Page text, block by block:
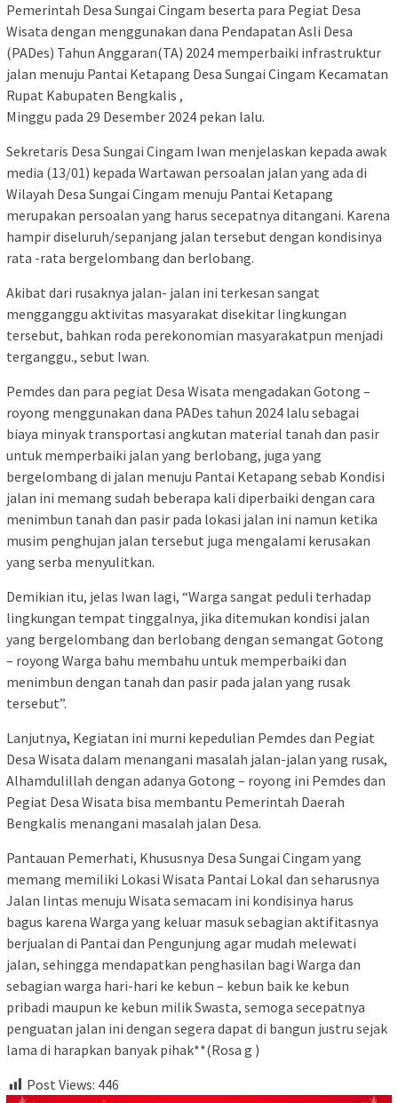
Pemerintah Desa Sungai Cingam beserta para Pegiat Desa
Wisata dengan menggunakan dana Pendapatan Asli Desa
(PADes) Tahun Anggaran(TA) 2024 memperbaiki infrastruktur
jalan menuju Pantai Ketapang Desa Sungai Cingam Kecamatan
Rupat Kabupaten Bengkalis ,
Minggu pada 29 Desember 2024 pekan lalu.
Sekretaris Desa Sungai Cingam Iwan menjelaskan kepada awak
media (13/01) kepada Wartawan persoalan jalan yang ada di
Wilayah Desa Sungai Cingam menuju Pantai Ketapang
merupakan persoalan yang harus secepatnya ditangani. Karena
hampir diseluruh/sepanjang jalan tersebut dengan kondisinya
rata -rata bergelombang dan berlobang.
Akibat dari rusaknya jalan- jalan ini terkesan sangat
mengganggu aktivitas masyarakat disekitar lingkungan
tersebut, bahkan roda perekonomian masyarakatpun menjadi
terganggu., sebut Iwan.
Pemdes dan para pegiat Desa Wisata mengadakan Gotong –
royong menggunakan dana PADes tahun 2024 lalu sebagai
biaya minyak transportasi angkutan material tanah dan pasir
untuk memperbaiki jalan yang berlobang, juga yang
bergelombang di jalan menuju Pantai Ketapang sebab Kondisi
jalan ini memang sudah beberapa kali diperbaiki dengan cara
menimbun tanah dan pasir pada lokasi jalan ini namun ketika
musim penghujan jalan tersebut juga mengalami kerusakan
yang serba menyulitkan.
Demikian itu, jelas Iwan lagi, “Warga sangat peduli terhadap
lingkungan tempat tinggalnya, jika ditemukan kondisi jalan
yang bergelombang dan berlobang dengan semangat Gotong
– royong Warga bahu membahu untuk memperbaiki dan
menimbun dengan tanah dan pasir pada jalan yang rusak
tersebut”.
Lanjutnya, Kegiatan ini murni kepedulian Pemdes dan Pegiat
Desa Wisata dalam menangani masalah jalan-jalan yang rusak,
Alhamdulillah dengan adanya Gotong – royong ini Pemdes dan
Pegiat Desa Wisata bisa membantu Pemerintah Daerah
Bengkalis menangani masalah jalan Desa.
Pantauan Pemerhati, Khususnya Desa Sungai Cingam yang
memang memiliki Lokasi Wisata Pantai Lokal dan seharusnya
Jalan lintas menuju Wisata semacam ini kondisinya harus
bagus karena Warga yang keluar masuk sebagian aktifitasnya
berjualan di Pantai dan Pengunjung agar mudah melewati
jalan, sehingga mendapatkan penghasilan bagi Warga dan
sebagian warga hari-hari ke kebun – kebun baik ke kebun
pribadi maupun ke kebun milik Swasta, semoga secepatnya
penguatan jalan ini dengan segera dapat di bangun justru sejak
lama di harapkan banyak pihak**(Rosa g )
Post Views: 446